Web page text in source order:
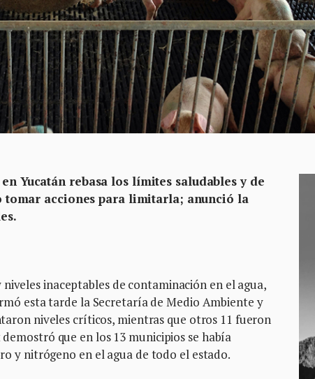
Yucatán rebasa los límites saludables y de
acciones para limitarla; anunció la
inaceptables de contaminación en el agua,
esta tarde la Secretaría de Medio Ambiente y
niveles críticos, mientras que otros 11 fueron
que en los 13 municipios se había
y nitrógeno en el agua de todo el estado.